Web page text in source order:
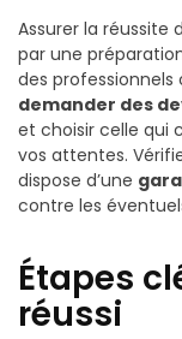
Assurer la réussite
par une
des
demander des
et choisir celle qui
vos attentes.
dispose d’une
contre les
Étapes
réussi